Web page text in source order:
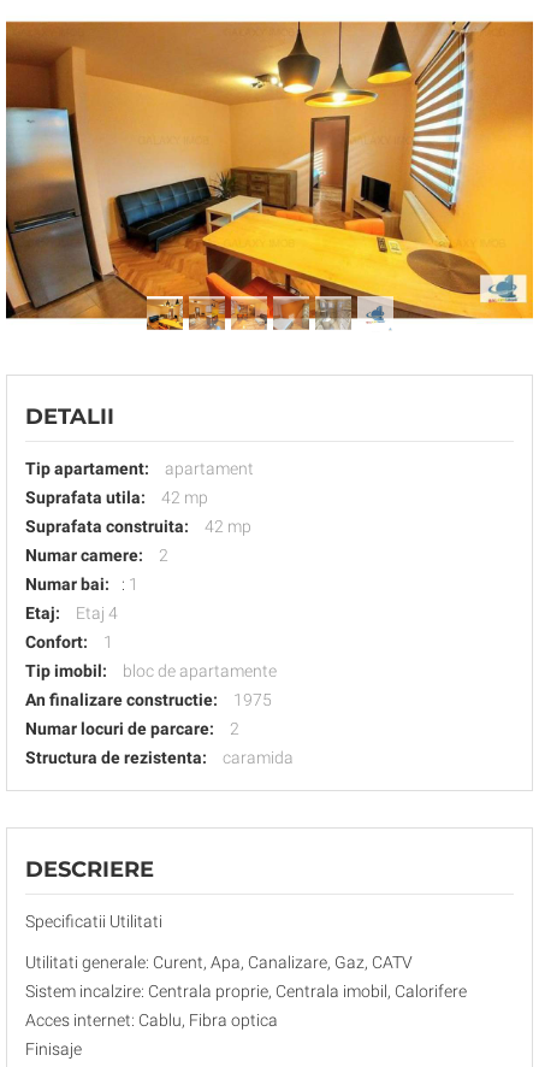
DETALII
Tip apartament:
apartament
Suprafata utila:
42 mp
Suprafata construita:
42 mp
Numar camere:
2
Numar bai:
: 1
Etaj:
Etaj 4
Confort:
1
Tip imobil:
bloc de apartamente
An finalizare constructie:
1975
Numar locuri de parcare:
2
Structura de rezistenta:
caramida
DESCRIERE
Specificatii Utilitati
Utilitati generale: Curent, Apa, Canalizare, Gaz, CATV
Sistem incalzire: Centrala proprie, Centrala imobil, Calorifere
Acces internet: Cablu, Fibra optica
Finisaje